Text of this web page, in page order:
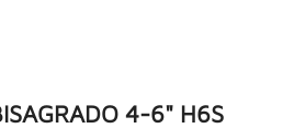
4-6" H6S